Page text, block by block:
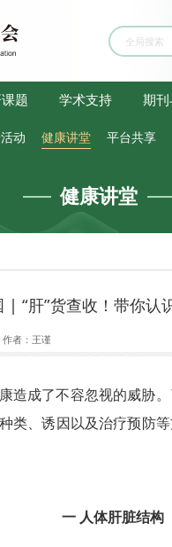
题 学术支持 期
动 健康讲堂 平台共享
健康讲堂
| “肝”货查收！带你认
作者： 王谨
造成了不容忽视的威胁
类、诱因以及治疗预防
一 人体肝脏结构